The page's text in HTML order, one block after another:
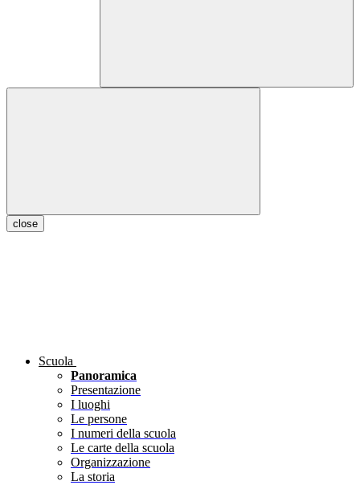
close
Scuola
Panoramica
Presentazione
I luoghi
Le persone
I numeri della scuola
Le carte della scuola
Organizzazione
La storia